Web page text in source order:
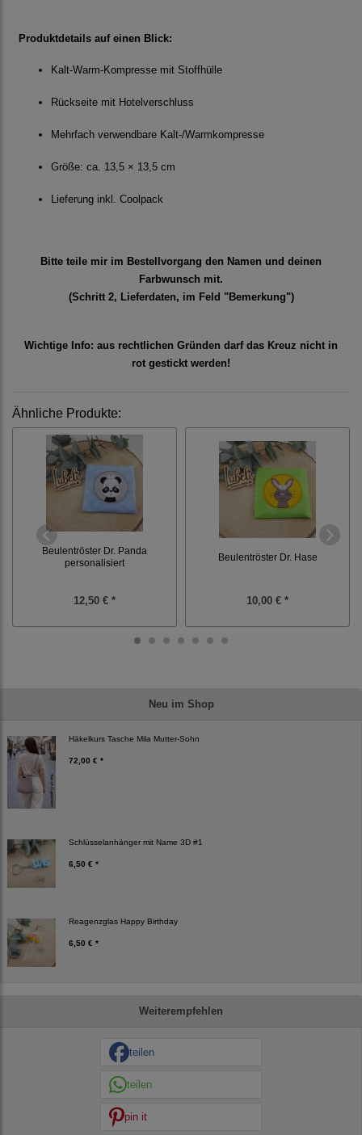
Neu im Shop
Häkelkurs Tasche Mila Mutter-Sohn
72,00 € *
Schlüsselanhänger mit Name 3D #1
6,50 € *
Reagenzglas Happy Birthday
6,50 € *
Weiterempfehlen
teilen
teilen
pin it
Produktdetails auf einen Blick:
Kalt-Warm-Kompresse mit Stoffhülle
Rückseite mit Hotelverschluss
Mehrfach verwendbare Kalt-/Warmkompresse
Größe: ca. 13,5 × 13,5 cm
Lieferung inkl. Coolpack
Bitte teile mir im Bestellvorgang den Namen und deinen
Farbwunsch mit.
(Schritt 2, Lieferdaten, im Feld "Bemerkung")
Wichtige Info: aus rechtlichen Gründen darf das Kreuz nicht in
rot gestickt werden!
Ähnliche Produkte:
Beulentröster Dr. Panda
personalisiert
12,50 € *
Beulentröster Dr. Hase
10,00 € *